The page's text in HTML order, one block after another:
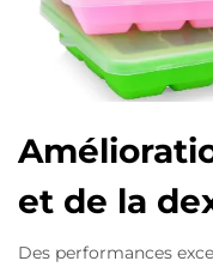
et de la
Des performances